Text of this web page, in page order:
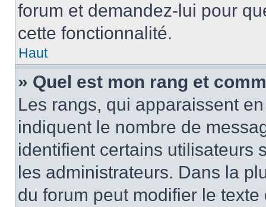
forum et demandez-lui pour
cette fonctionnalité.
Haut
» Quel est mon rang et
Les rangs, qui apparaissent
indiquent le nombre de
identifient certains utilisateurs
les administrateurs. Dans la
du forum peut modifier le